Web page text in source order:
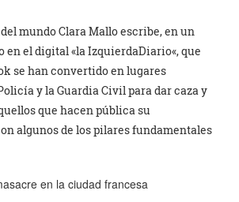
mundo Clara Mallo escribe, en un
el digital «la IzquierdaDiario«, que
se han convertido en lugares
y la Guardia Civil para dar caza y
que hacen pública su
algunos de los pilares fundamentales
en la ciudad francesa